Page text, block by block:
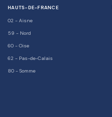
HAUTS-DE-FRANCE
02 - Aisne
59 - Nord
60 - Oise
62 - Pas-de-Calais
80 - Somme